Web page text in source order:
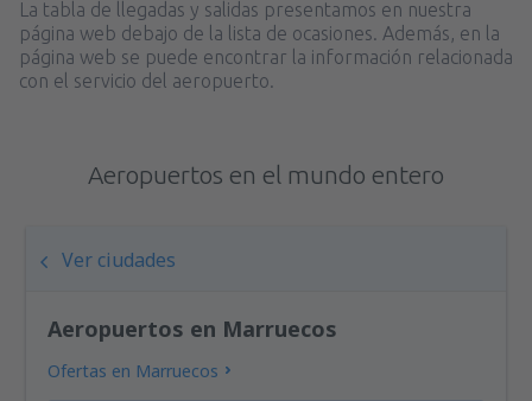
La tabla de llegadas y salidas presentamos en nuestra
página web debajo de la lista de ocasiones. Además, en la
página web se puede encontrar la información relacionada
con el servicio del aeropuerto.
Aeropuertos en el mundo entero
Ver ciudades
Aeropuertos en Marruecos
Ofertas en Marruecos